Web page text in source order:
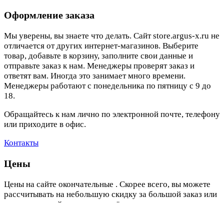
Оформление заказа
Мы уверены, вы знаете что делать. Сайт store.argus-x.ru не
отличается от других интернет-магазинов. Выберите
товар, добавьте в корзину, заполните свои данные и
отправьте заказ к нам. Менеджеры проверят заказ и
ответят вам. Иногда это занимает много времени.
Менеджеры работают с понедельника по пятницу с 9 до
18.
Обращайтесь к нам лично по электронной почте, телефону
или приходите в офис.
Контакты
Цены
Цены на сайте окончательные . Скорее всего, вы можете
рассчитывать на небольшую скидку за большой заказ или